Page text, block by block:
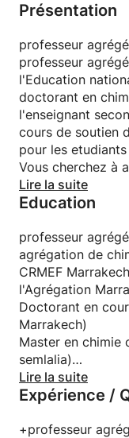
Présentation
professeur
professeur
l'Education
doctorant en
l'enseignant
cours de soutien
pour les
Vous cherchez à
votre
type d'exercice ?
Avec moi, vous
connaissances et
logiques pour
contente pas de
vous donne
vous défier pour
pas vos
les surmonter et
vous lancer dans
pas à me
Lire la suite
Education
professeur
agrégation de
CRMEF
l'Agrégation
Doctorant en
Marrakech)
Master en chimie
semlalia)
Licence en
sciences semlalia)
Lire la suite
Expérience /
+professeur